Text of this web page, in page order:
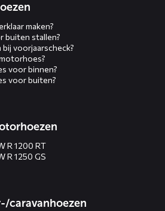
maken?
buiten stallen?
voorjaarscheck?
voor binnen?
voor buiten?
R 1200 RT
R 1250 GS
caravanhoezen